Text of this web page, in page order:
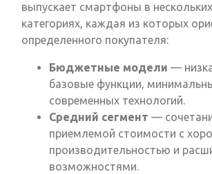
выпускает смартфоны в
категориях, каждая из которых
определенного покупателя:
Бюджетные модели —
базовые функции,
современных технологий.
Средний сегмент —
приемлемой стоимости с
производительностью и
возможностями.